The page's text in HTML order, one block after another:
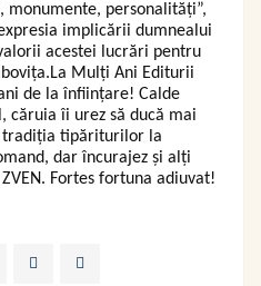
monumente, personalități”,
implicării dumnealui
acestei lucrări pentru
Mulți Ani Editurii
de la înființare! Calde
căruia îi urez să ducă mai
tradiția tipăriturilor la
dar încurajez și alți
Fortes fortuna adiuvat!